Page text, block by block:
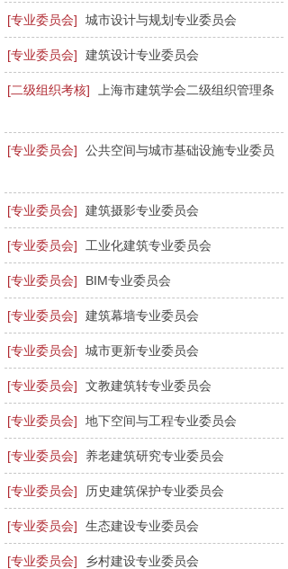
[专业委员会] 城市设计与规划专业委员会
[专业委员会] 建筑设计专业委员会
[二级组织考核]
上海市建筑学会二级组织管理条
[专业委员会]
公共空间与城市基础设施专业委员
[专业委员会] 建筑摄影专业委员会
[专业委员会] 工业化建筑专业委员会
[专业委员会] BIM专业委员会
[专业委员会] 建筑幕墙专业委员会
[专业委员会] 城市更新专业委员会
[专业委员会] 文教建筑转专业委员会
[专业委员会] 地下空间与工程专业委员会
[专业委员会] 养老建筑研究专业委员会
[专业委员会] 历史建筑保护专业委员会
[专业委员会] 生态建设专业委员会
[专业委员会] 乡村建设专业委员会